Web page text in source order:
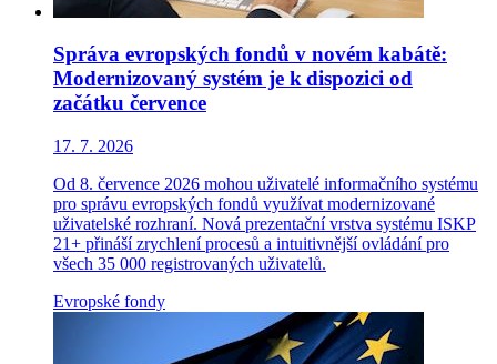
Správa evropských fondů v novém kabátě:
Modernizovaný systém je k dispozici od
začátku července
17. 7. 2026
Od 8. července 2026 mohou uživatelé informačního systému
pro správu evropských fondů využívat modernizované
uživatelské rozhraní. Nová prezentační vrstva systému ISKP
21+ přináší zrychlení procesů a intuitivnější ovládání pro
všech 35 000 registrovaných uživatelů.
Evropské fondy